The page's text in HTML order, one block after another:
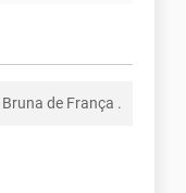
Bruna de França .